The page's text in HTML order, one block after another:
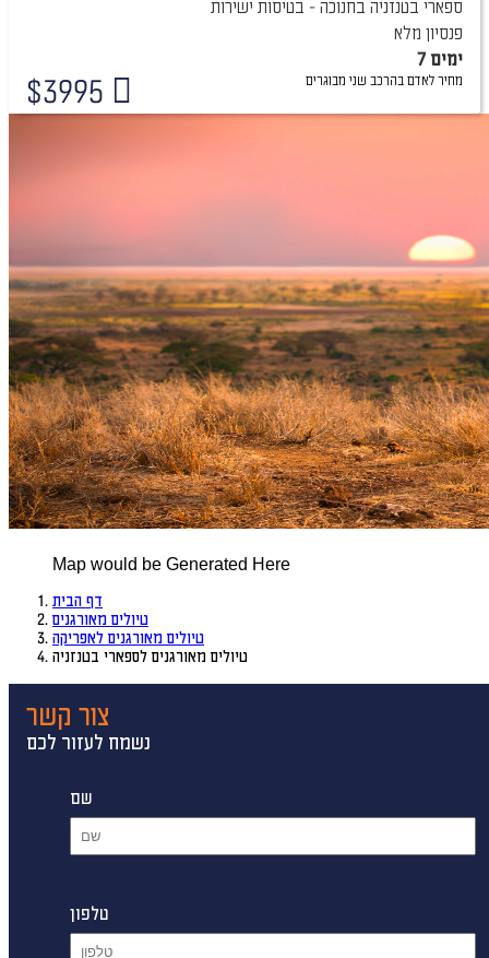
ספארי בטנזניה בחנוכה - בטיסות ישירות
פנסיון מלא
7 ימים
$3995 מחיר לאדם בהרכב שני מבוגרים
Map would be Generated Here
דף הבית
טיולים מאורגנים
טיולים מאורגנים לאפריקה
טיולים מאורגנים לספארי בטנזניה
צור קשר
נשמח לעזור לכם
שם
טלפון